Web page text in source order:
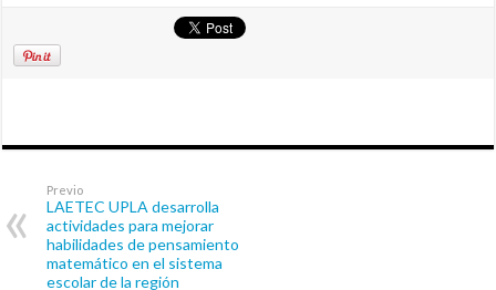
Previo
LAETEC UPLA desarrolla
actividades para mejorar
habilidades de pensamiento
matemático en el sistema
escolar de la región